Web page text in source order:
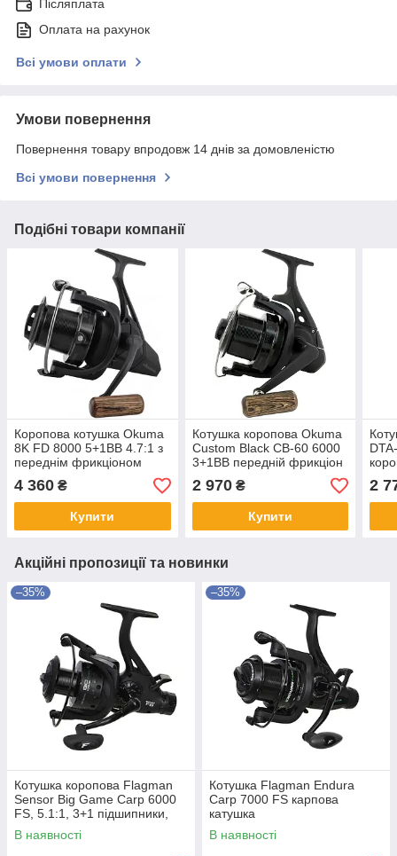
Післяплата
Оплата на рахунок
Всі умови оплати
Умови повернення
Повернення товару впродовж 14 днів за домовленістю
Всі умови повернення
Подібні товари компанії
Коропова котушка Okuma
8K FD 8000 5+1BB 4.7:1 з
переднім фрикціоном
Long Cast
4 360 ₴
Купити
Котушка коропова Okuma
Custom Black CB-60 6000
3+1BB передній фрикціон
без байтранера запасна
шпуля
2 970₴
Купити
2
Акційні пропозиції та новинки
–35%
Котушка коропова Flagman
Sensor Big Game Carp 6000
FS, 5.1:1, 3+1 підшипники,
байтранер, алюмінієва
шпуля, графітовий корпус, S-
В наявності
–35%
Котушка Flagman Endura
Carp 7000 FS карпова
катушка
В наявності